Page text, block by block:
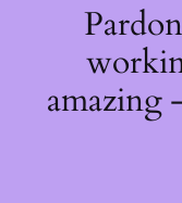
amazing